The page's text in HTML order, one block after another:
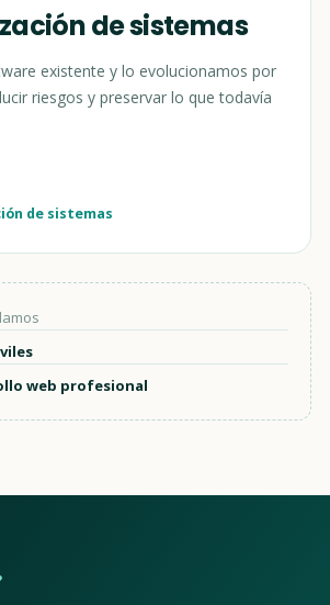
de sistemas
existente y lo evolucionamos por
riesgos y preservar lo que todavía
de sistemas
web profesional